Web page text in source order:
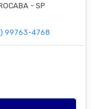
- SP
99763-4768